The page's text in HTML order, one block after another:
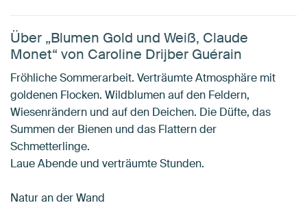
Über „Blumen Gold und Weiß, Claude
Monet“ von Caroline Drijber Guérain
Fröhliche Sommerarbeit. Verträumte Atmosphäre mit
goldenen Flocken. Wildblumen auf den Feldern,
Wiesenrändern und auf den Deichen. Die Düfte, das
Summen der Bienen und das Flattern der
Schmetterlinge.
Laue Abende und verträumte Stunden.
Natur an der Wand